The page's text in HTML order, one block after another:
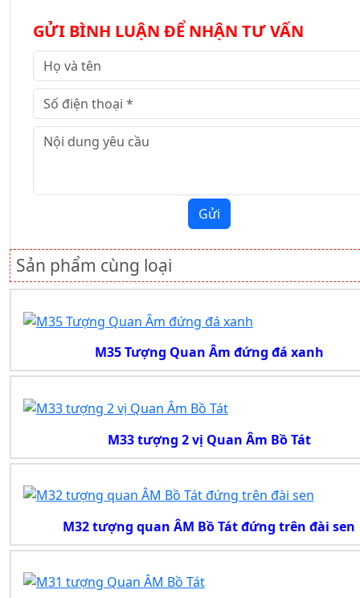
GỬI BÌNH LUẬN ĐỂ NHẬN TƯ VẤN
Gửi
Sản phẩm cùng loại
M35 Tượng Quan Âm đứng đá xanh
M33 tượng 2 vị Quan Âm Bồ Tát
M32 tượng quan ÂM Bồ Tát đứng trên đài sen